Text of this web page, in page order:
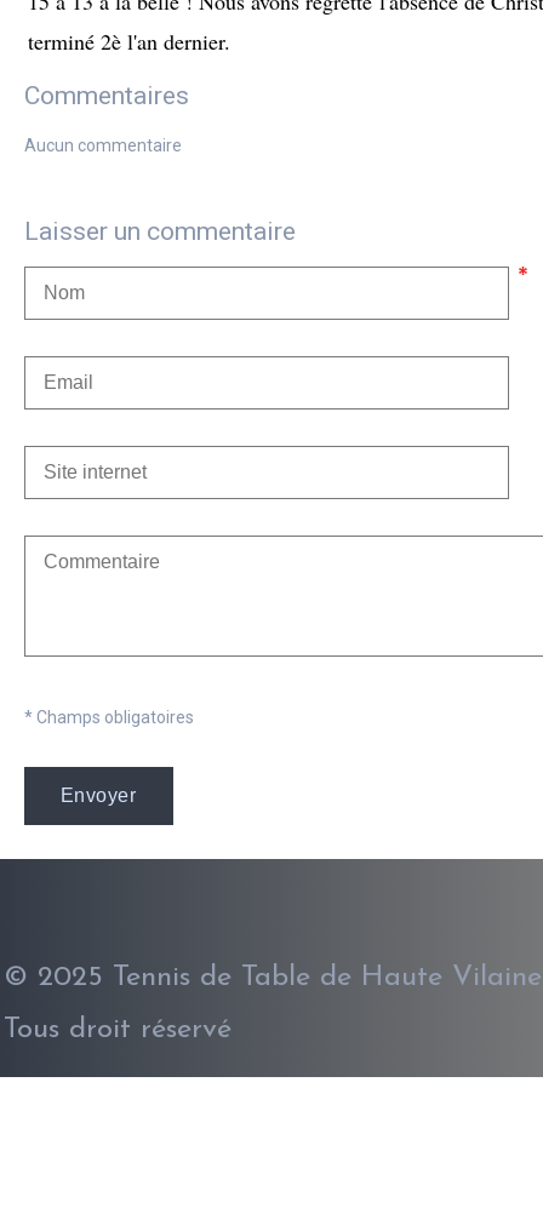
terminé 2è l'an dernier.
Commentaires
Aucun commentaire
Laisser un commentaire
* Champs obligatoires
© 2025 Tennis de Table de Haute Vilaine
Tous droit réservé